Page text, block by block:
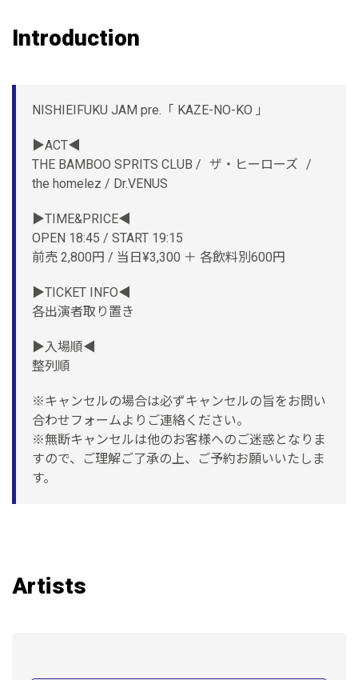
Introduction
NISHIEIFUKU JAM pre.「 KAZE-NO-KO 」
▶︎ACT◀︎
THE BAMBOO SPRITS CLUB / ザ・ヒーローズ /
the homelez / Dr.VENUS
▶︎TIME&PRICE◀︎
OPEN 18:45 / START 19:15
前売 2,800円 / 当日¥3,300 ＋ 各飲料別600円
▶︎TICKET INFO◀︎
各出演者取り置き
▶︎入場順◀︎
整列順
※キャンセルの場合は必ずキャンセルの旨をお問い
合わせフォームよりご連絡ください。
※無断キャンセルは他のお客様へのご迷惑となりま
すので、ご理解ご了承の上、ご予約お願いいたしま
す。
Artists